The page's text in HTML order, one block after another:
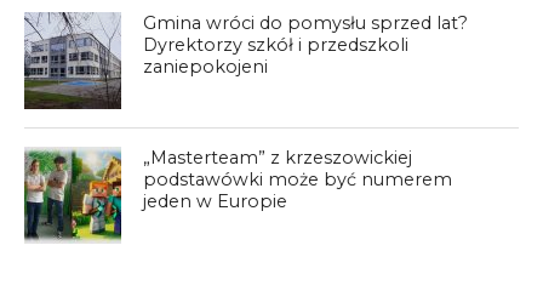
Gmina wróci do pomysłu sprzed lat?
Dyrektorzy szkół i przedszkoli
zaniepokojeni
„Masterteam” z krzeszowickiej
podstawówki może być numerem
jeden w Europie